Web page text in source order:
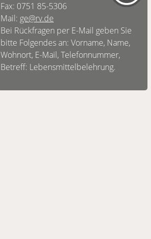
Fax: 0751 85-5306
Mail: ge@rv.de
Bei Rückfragen per E-Mail geben Sie
bitte Folgendes an: Vorname, Name,
Wohnort, E-Mail, Telefonnummer,
Betreff: Lebensmittelbelehrung.